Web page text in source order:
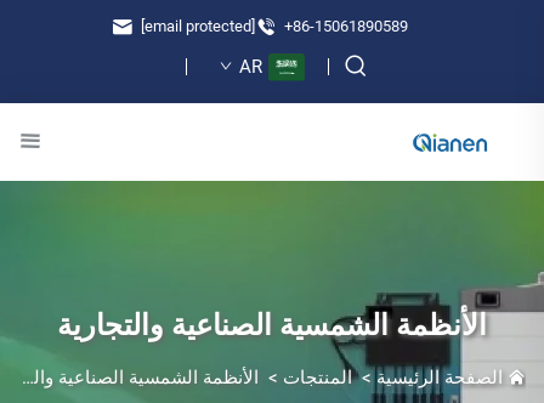
+86-15061890589
[email protected]
AR
الأنظمة الشمسية الصناعية والتجارية
الصفحة الرئيسية >المنتجات > الأنظمة الشمسية الصناعية والتجارية